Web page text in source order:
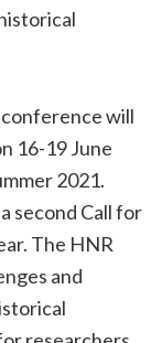
will
16-19 June
2021.
second Call for
The HNR
and